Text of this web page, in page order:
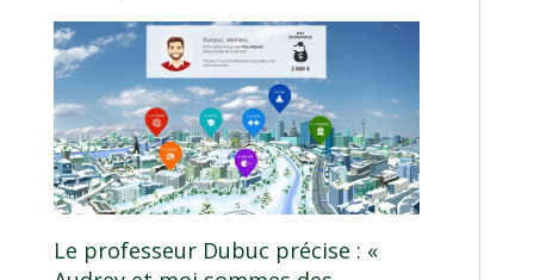
Le professeur Dubuc précise : «